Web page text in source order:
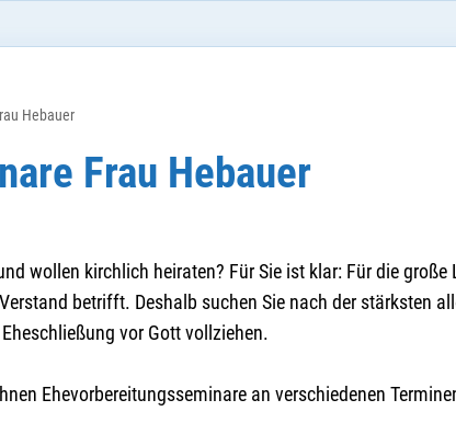
Hebauer
Frau Hebauer
wollen kirchlich heiraten? Für Sie ist klar: Für die große
betrifft. Deshalb suchen Sie nach der stärksten
vor Gott vollziehen.
Ehevorbereitungsseminare an verschiedenen